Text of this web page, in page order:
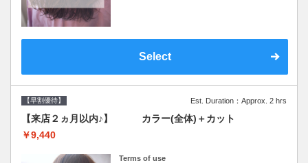
Select
【早割優待】 Est. Duration：Approx. 2 hrs
【来店２ヵ月以内♪】 カラー(全体)＋カット
￥9,440
Terms of use